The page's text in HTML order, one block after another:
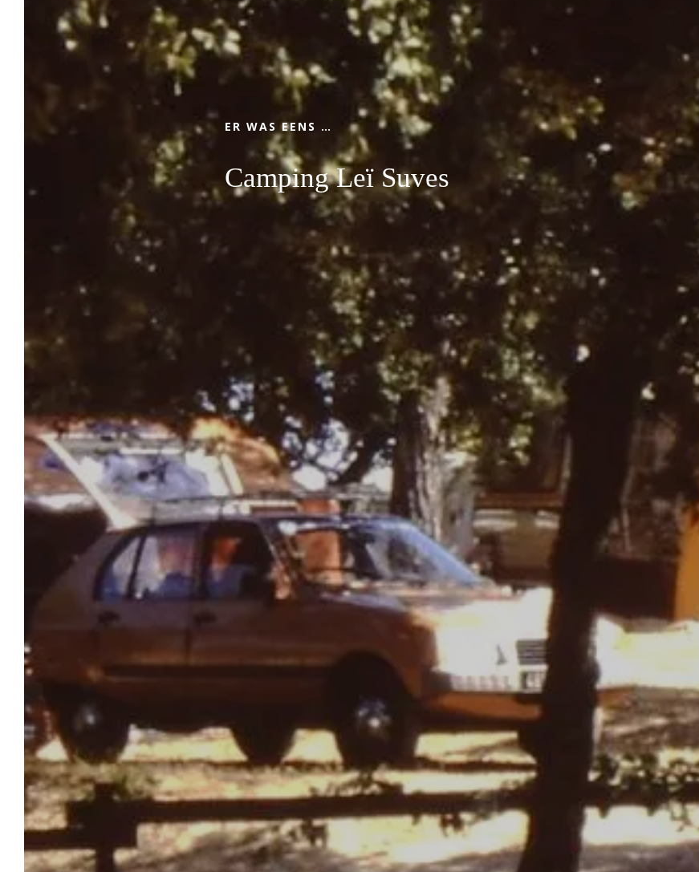
staanplaatsen en de ontspannen
levensstijl van Camping Leï Suves. Of u nu
houdt van een ontspannend verblijf in de
natuur of van sportieve en leuke
tussenstops, onze camping in
Roquebrune-sur-Argens zal aan al uw
verwachtingen voldoen!
ER WAS EENS …
Camping Leï Suves